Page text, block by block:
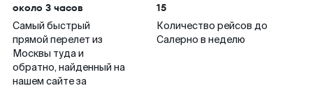
около 3 часов
Самый быстрый
прямой перелет из
Москвы туда и
обратно, найденный на
нашем сайте за
15
Количество рейсов до
Салерно в неделю